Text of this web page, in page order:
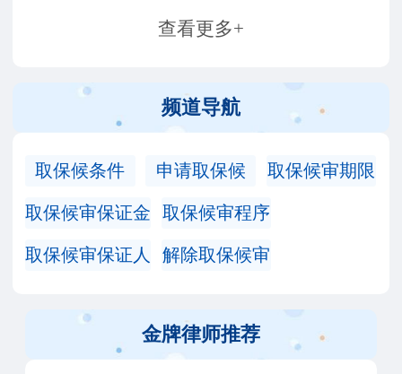
施。取保候审费用如下：1、
查看更多+
频道导航
取保候条件 申请取保候 取保候审期限
取保候审保证金 取保候审程序
取保候审保证人 解除取保候审
金牌律师推荐